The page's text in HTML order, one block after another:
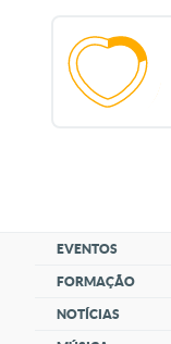
EVENTOS
FORMAÇÃO
NOTÍCIAS